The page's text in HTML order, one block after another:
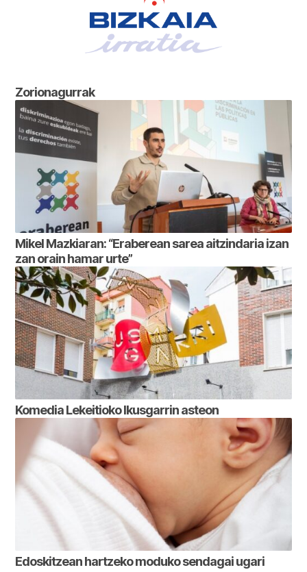
Zorionagurrak
Mikel Mazkiaran: “Eraberean sarea aitzindaria izan
zan orain hamar urte”
Komedia Lekeitioko Ikusgarrin asteon
Edoskitzean hartzeko moduko sendagai ugari